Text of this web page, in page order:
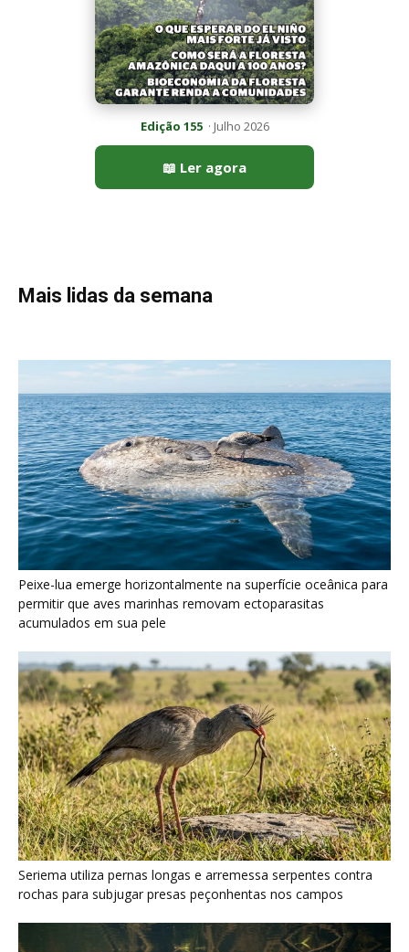
Peixe-lua emerge horizontalmente na superfície oceânica para
permitir que aves marinhas removam ectoparasitas
Seriema utiliza pernas longas e arremessa serpentes contra
rochas para subjugar presas peçonhentas nos campos
Poraquê sincroniza descargas elétricas em grupo para
amplificar campo elétrico e atordoar cardumes de peixes
maiores na Amazônia